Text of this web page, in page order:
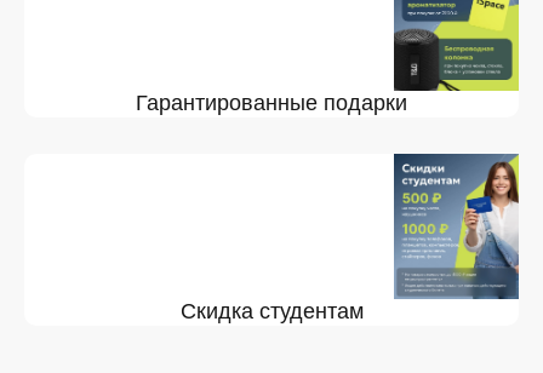
Гарантированные подарки
Скидка студентам